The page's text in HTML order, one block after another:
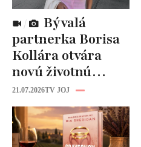
partnerka Borisa
Kollára otvára
novú životnú
kapitolu: Laura
Vizváryová ide
pomáhať ženám
21.07.2026TV JOJ